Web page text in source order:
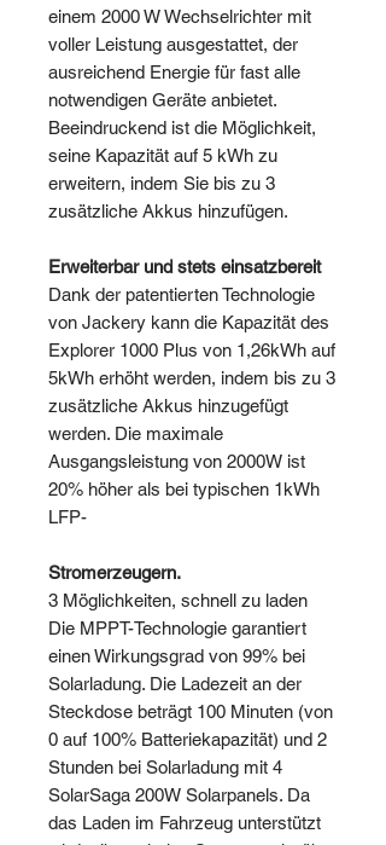
einem 2000 W Wechselrichter mit
voller Leistung ausgestattet, der
ausreichend Energie für fast alle
notwendigen Geräte anbietet.
Beeindruckend ist die Möglichkeit,
seine Kapazität auf 5 kWh zu
erweitern, indem Sie bis zu 3
zusätzliche Akkus hinzufügen.
Erweiterbar und stets einsatzbereit
Dank der patentierten Technologie
von Jackery kann die Kapazität des
Explorer 1000 Plus von 1,26kWh auf
5kWh erhöht werden, indem bis zu 3
zusätzliche Akkus hinzugefügt
werden. Die maximale
Ausgangsleistung von 2000W ist
20% höher als bei typischen 1kWh
LFP-
Stromerzeugern.
3 Möglichkeiten, schnell zu laden
Die MPPT-Technologie garantiert
einen Wirkungsgrad von 99% bei
Solarladung. Die Ladezeit an der
Steckdose beträgt 100 Minuten (von
0 auf 100% Batteriekapazität) und 2
Stunden bei Solarladung mit 4
SolarSaga 200W Solarpanels. Da
das Laden im Fahrzeug unterstützt